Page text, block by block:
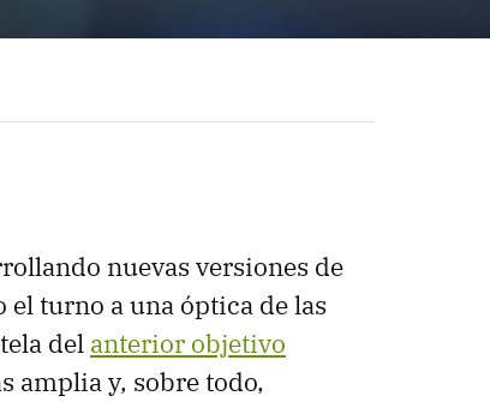
nuevas versiones de
el turno a una óptica de las
del anterior objetivo
amplia y, sobre todo,